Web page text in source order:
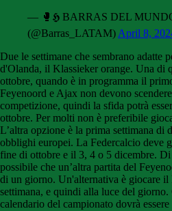
— 🥊𝕳 BARRAS DEL
(@Barras_LATAM)April 8,
Due le settimane che sembrano adatte
d'Olanda, il Klassieker orange. Una di
ottobre, quando è in programma il
Feyenoord e Ajax non devono
competizione, quindi la sfida potrà
ottobre. Per molti non è preferibile
L’altra opzione è la prima settimana di
obblighi europei. La Federcalcio deve
fine di ottobre e il 3, 4 o 5 dicembre. Di
possibile che un’altra partita del
di un giorno. Un'alternativa è giocare
settimana, e quindi alla luce del
calendario del campionato dovrà